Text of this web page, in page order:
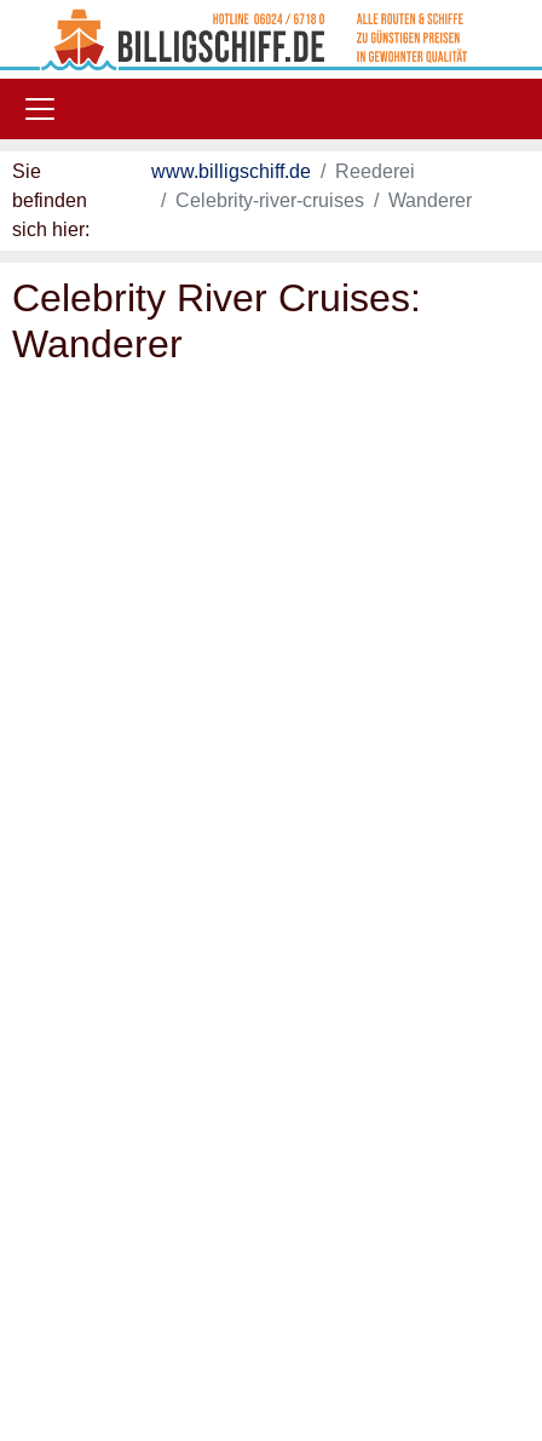
Sie
befinden
sich hier:
www.billigschiff.de
Reederei
Celebrity-river-cruises
Wanderer
Celebrity River Cruises:
Wanderer